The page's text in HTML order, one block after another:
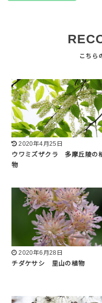
2020年4月25日
ウワミズザクラ 多摩丘陵の
物
2020年6月28日
チダケサシ 里山の植物